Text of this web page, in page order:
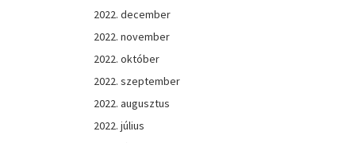
2022. december
2022. november
2022. október
2022. szeptember
2022. augusztus
2022. július